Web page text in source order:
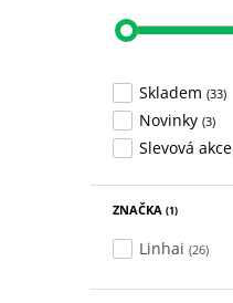
Skladem (33)
Novinky (3)
Slevová akce
ZNAČKA (1)
Linhai (26)